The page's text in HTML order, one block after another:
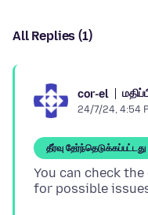
All Replies (1)
cor-el
24/7/24, 4:54
தீர்வு தேர்ந்தெடுக்கப்பட்டது
You can check